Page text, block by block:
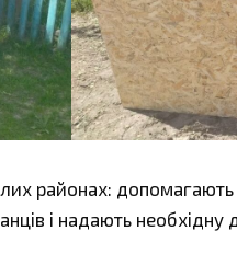
районах:
і надають необхідну